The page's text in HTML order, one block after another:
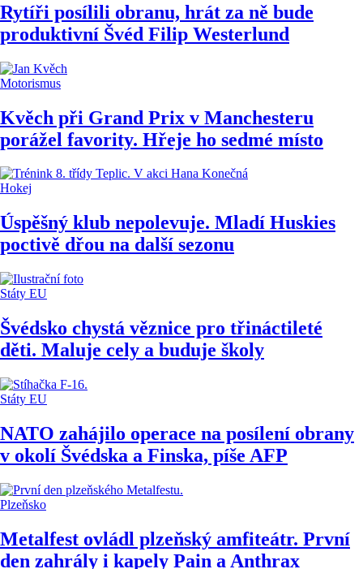
Rytíři posílili obranu, hrát za ně bude
produktivní Švéd Filip Westerlund
Motorismus
Kvěch při Grand Prix v Manchesteru
porážel favority. Hřeje ho sedmé místo
Hokej
Úspěšný klub nepolevuje. Mladí Huskies
poctivě dřou na další sezonu
Státy EU
Švédsko chystá věznice pro třináctileté
děti. Maluje cely a buduje školy
Státy EU
NATO zahájilo operace na posílení obrany
v okolí Švédska a Finska, píše AFP
Plzeňsko
Metalfest ovládl plzeňský amfiteátr. První
den zahrály i kapely Pain a Anthrax